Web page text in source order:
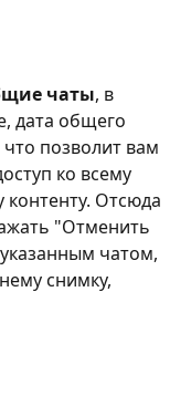
чаты, в
дата общего
позволит вам
ко всему
Отсюда
"Отменить
чатом,
снимку,